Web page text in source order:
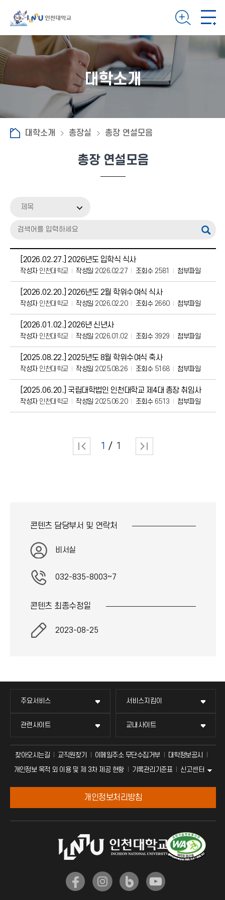
대학소개
대학소개 총장실 총장 연설모음
총장 연설모음
제목
[2026.02.27.] 2026년도 입학식 식사
작성자인천대학교 작성일 2026.02.27 조회수2581 첨부파일
[2026.02.20.] 2026년도 2월 학위수여식 식사
작성자인천대학교 작성일 2026.02.20 조회수2660 첨부파일
[2026.01.02.] 2026년 신년사
작성자인천대학교 작성일 2026.01.02 조회수3929 첨부파일
[2025.08.22.] 2025년도 8월 학위수여식 축사
작성자인천대학교 작성일 2025.08.26 조회수5168 첨부파일
[2025.06.20.] 국립대학법인 인천대학교 제4대 총장 취임사
작성자인천대학교 작성일 2025.06.20 조회수6513 첨부파일
1 1
콘텐츠 담당부서 및 연락처
비서실
032-835-8003~7
콘텐츠 최종수정일
2023-08-25
주요서비스 서비스지킴이
관련사이트 교내사이트
찾아오시는길 교직원찾기 이메일주소 무단수집거부
대학정보공시
개인정보 목적 외 이용 및 제 3차 제공 현황
기록관리기준표 신고센터
개인정보처리방침